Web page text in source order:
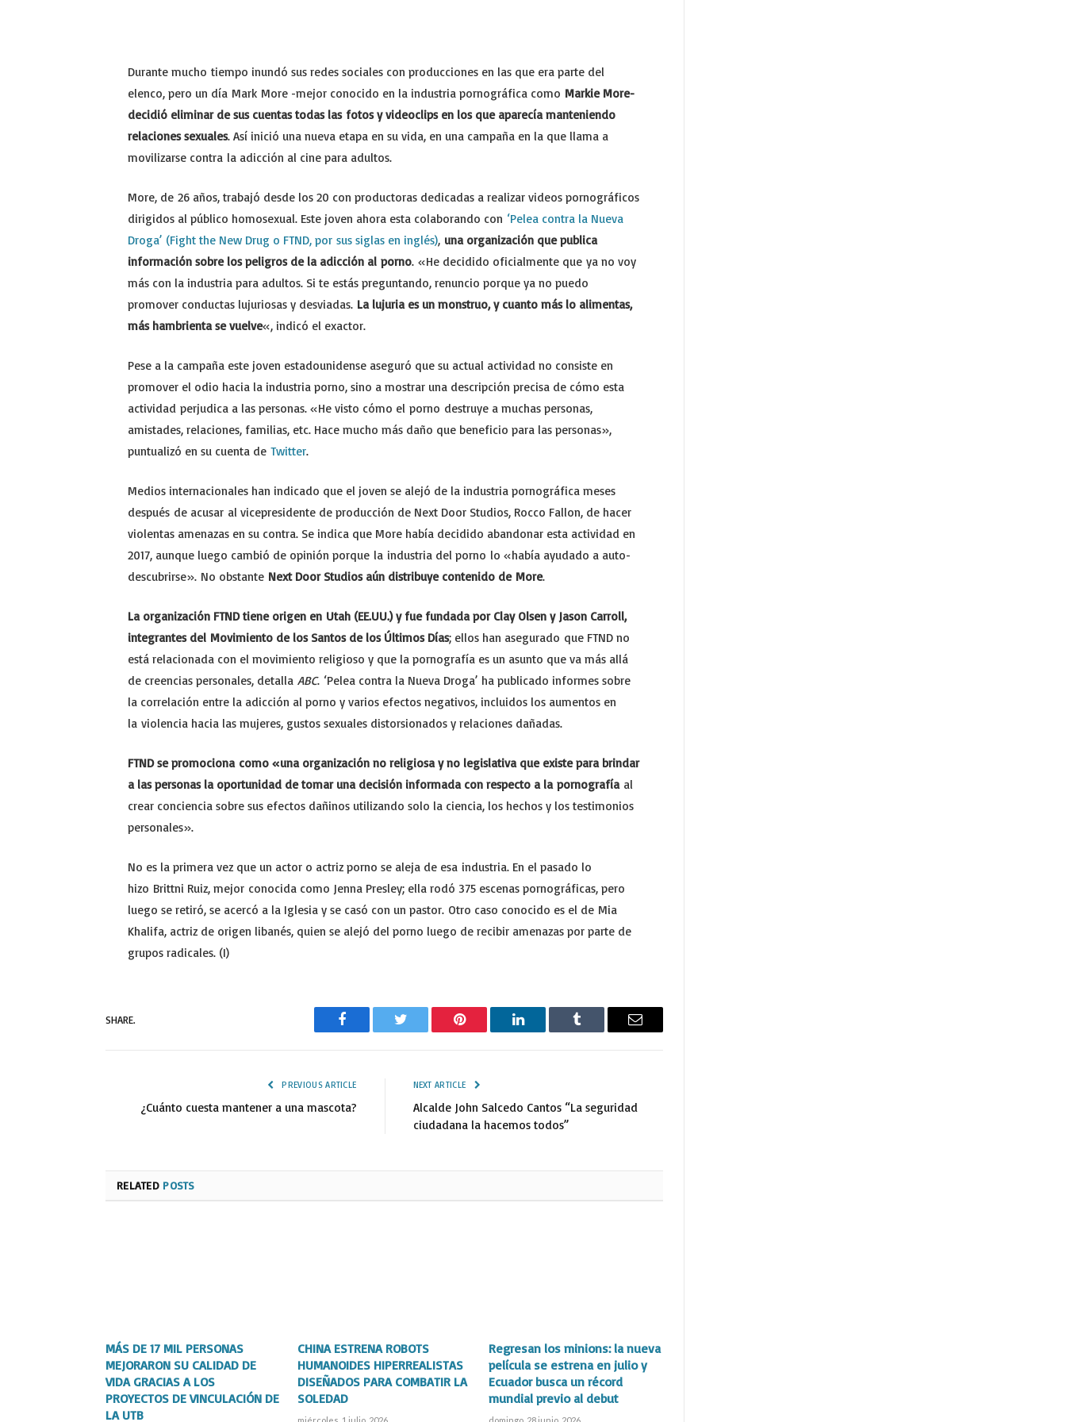
Durante mucho tiempo inundó sus redes sociales con producciones en las que era parte del
elenco, pero un día Mark More -mejor conocido en la industria pornográfica como Markie More-
decidió eliminar de sus cuentas todas las fotos y videoclips en los que aparecía manteniendo
relaciones sexuales. Así inició una nueva etapa en su vida, en una campaña en la que llama a
movilizarse contra la adicción al cine para adultos.
More, de 26 años, trabajó desde los 20 con productoras dedicadas a realizar videos pornográficos
dirigidos al público homosexual. Este joven ahora esta colaborando con ‘Pelea contra la Nueva
Droga’ (Fight the New Drug o FTND, por sus siglas en inglés), una organización que publica
información sobre los peligros de la adicción al porno. «He decidido oficialmente que ya no voy
más con la industria para adultos. Si te estás preguntando, renuncio porque ya no puedo
promover conductas lujuriosas y desviadas. La lujuria es un monstruo, y cuanto más lo alimentas,
más hambrienta se vuelve«, indicó el exactor.
Pese a la campaña este joven estadounidense aseguró que su actual actividad no consiste en
promover el odio hacia la industria porno, sino a mostrar una descripción precisa de cómo esta
actividad perjudica a las personas. «He visto cómo el porno destruye a muchas personas,
amistades, relaciones, familias, etc. Hace mucho más daño que beneficio para las personas»,
puntualizó en su cuenta de Twitter.
Medios internacionales han indicado que el joven se alejó de la industria pornográfica meses
después de acusar al vicepresidente de producción de Next Door Studios, Rocco Fallon, de hacer
violentas amenazas en su contra. Se indica que More había decidido abandonar esta actividad en
2017, aunque luego cambió de opinión porque la industria del porno lo «había ayudado a auto-
descubrirse». No obstante Next Door Studios aún distribuye contenido de More.
La organización FTND tiene origen en Utah (EE.UU.) y fue fundada por Clay Olsen y Jason Carroll,
integrantes del Movimiento de los Santos de los Últimos Días; ellos han asegurado que FTND no
está relacionada con el movimiento religioso y que la pornografía es un asunto que va más allá
de creencias personales, detalla ABC. ‘Pelea contra la Nueva Droga’ ha publicado informes sobre
la correlación entre la adicción al porno y varios efectos negativos, incluidos los aumentos en
la violencia hacia las mujeres, gustos sexuales distorsionados y relaciones dañadas.
FTND se promociona como «una organización no religiosa y no legislativa que existe para brindar
a las personas la oportunidad de tomar una decisión informada con respecto a la pornografía al
crear conciencia sobre sus efectos dañinos utilizando solo la ciencia, los hechos y los testimonios
personales».
No es la primera vez que un actor o actriz porno se aleja de esa industria. En el pasado lo
hizo Brittni Ruiz, mejor conocida como Jenna Presley; ella rodó 375 escenas pornográficas, pero
luego se retiró, se acercó a la Iglesia y se casó con un pastor. Otro caso conocido es el de Mia
Khalifa, actriz de origen libanés, quien se alejó del porno luego de recibir amenazas por parte de
grupos radicales. (I)
SHARE.
Facebook Twitter Pinterest LinkedIn Tumblr Email
PREVIOUS ARTICLE
¿Cuánto cuesta mantener a una mascota?
NEXT ARTICLE
Alcalde John Salcedo Cantos “La seguridad
ciudadana la hacemos todos”
RELATED POSTS
MÁS DE 17 MIL PERSONAS
MEJORARON SU CALIDAD DE
VIDA GRACIAS A LOS
PROYECTOS DE VINCULACIÓN DE
LA UTB
CHINA ESTRENA ROBOTS
HUMANOIDES HIPERREALISTAS
DISEÑADOS PARA COMBATIR LA
SOLEDAD
miércoles, 1 julio, 2026
Regresan los minions: la nueva
película se estrena en julio y
Ecuador busca un récord
mundial previo al debut
domingo, 28 junio, 2026